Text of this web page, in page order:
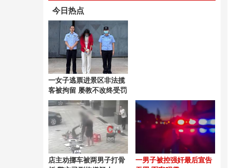
今日热点
一女子逃票进景区非法揽
客被拘留 屡教不改终受罚
店主劝挪车被两男子打骨
一男子被控强奸最后宣告